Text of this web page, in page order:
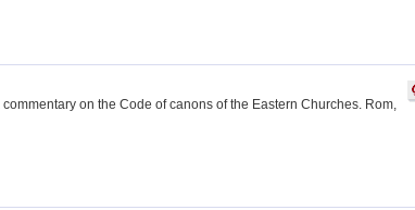
on the Code of canons of the Eastern Churches. Rom,